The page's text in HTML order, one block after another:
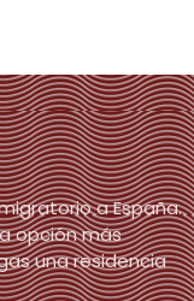
a España.
opción más
una residencia